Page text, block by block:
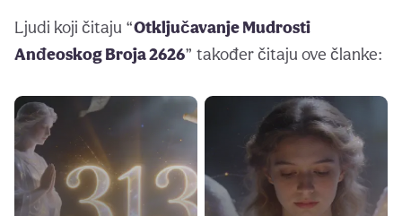
Ljudi koji čitaju “Otključavanje Mudrosti
Anđeoskog Broja 2626” također čitaju ove članke: